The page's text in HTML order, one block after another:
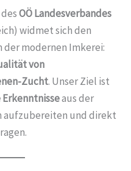
desOÖ Landesverbandes
widmet sich den
modernen Imkerei:
von
Zucht. Unser Ziel ist
aus der
aufzubereiten und direkt